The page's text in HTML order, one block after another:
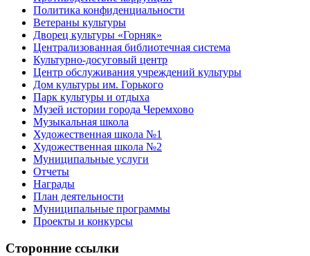
Политика конфиденциальности
Ветераны культуры
Дворец культуры «Горняк»
Централизованная библиотечная система
Культурно-досуговый центр
Центр обслуживания учреждений культуры
Дом культуры им. Горького
Парк культуры и отдыха
Музей истории города Черемхово
Музыкальная школа
Художественная школа №1
Художественная школа №2
Муниципальные услуги
Отчеты
Награды
План деятельности
Муниципальные программы
Проекты и конкурсы
Сторонние ссылки